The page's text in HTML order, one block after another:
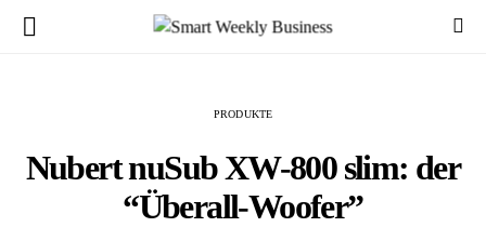
PRODUKTE
Nubert nuSub XW-800 slim: der
“Überall-Woofer”